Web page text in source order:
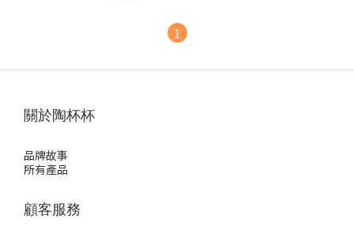
1
關於陶杯杯
品牌故事
所有產品
顧客服務